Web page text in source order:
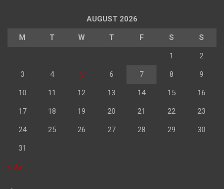
AUGUST 2026
M T W T F S S
1 2
3 4 5 6 7 8 9
10 11 12 13 14 15 16
17 18 19 20 21 22 23
24 25 26 27 28 29 30
31
« Jul